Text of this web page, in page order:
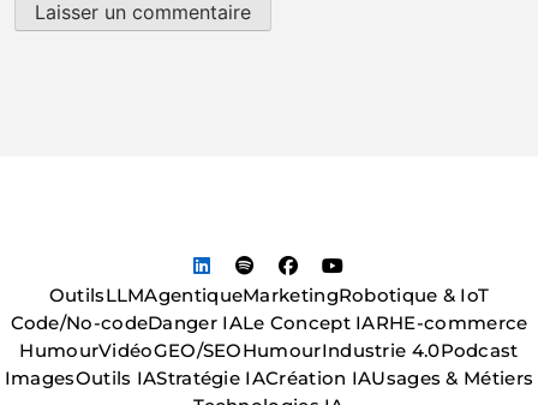
OutilsLLMAgentiqueMarketingRobotique & IoT
Code/No-codeDanger IALe Concept IARHE-commerce
HumourVidéoGEO/SEOHumourIndustrie 4.0Podcast
ImagesOutils IAStratégie IACréation IAUsages & Métiers